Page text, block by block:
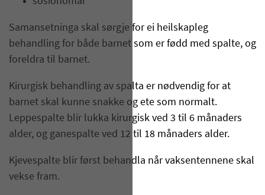
Samansetninga skal sørgje for ei heilskapleg
behandling for både barnet som er fødd med spalte, og
foreldra til barnet.
Kirurgisk behandling av spalta er nødvendig for at
barnet skal kunne snakke og ete som normalt.
Leppespalte blir lukka kirurgisk ved 3 til 6 månaders
alder, og ganespalte ved 12 til 18 månaders alder.
Kjevespalte blir først behandla når vaksentennene skal
vekse fram.